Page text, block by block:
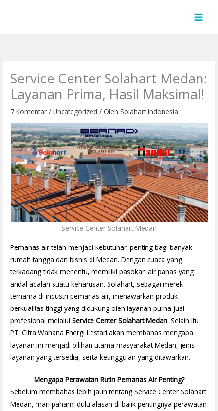
Service Center Solahart Medan:
Layanan Prima, Hasil Maksimal!
7 Komentar /Uncategorized / Oleh Solahart Indonesia
Service Center Solahart Medan
Pemanas air telah menjadi kebutuhan penting bagi banyak
rumah tangga dan bisnis di Medan. Dengan cuaca yang
terkadang tidak menentu, memiliki pasokan air panas yang
andal adalah suatu keharusan. Solahart, sebagai merek
ternama di industri pemanas air, menawarkan produk
berkualitas tinggi yang didukung oleh layanan purna jual
profesional melaluiService Center Solahart Medan. Selain itu
PT. Citra Wahana Energi Lestari akan membahas mengapa
layanan ini menjadi pilihan utama masyarakat Medan, jenis
layanan yang tersedia, serta keunggulan yang ditawarkan.
Mengapa Perawatan Rutin Pemanas Air Penting?
Sebelum membahas lebih jauh tentang Service Center Solahart
Medan, mari pahami dulu alasan di balik pentingnya perawatan